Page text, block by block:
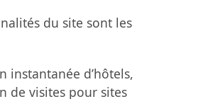
du site sont les
instantanée d’hôtels,
de visites pour sites